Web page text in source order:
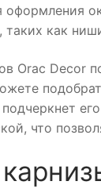
оформления
таких как
Orac Decor
что